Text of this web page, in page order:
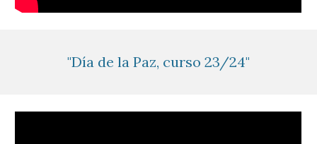
"Día de la Paz, curso 23/24"